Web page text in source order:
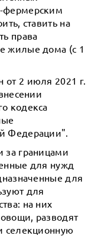
фермерским
ставить на
права
жилые дома (с 1
от 2 июля 2021 г.
кодекса
Федерации".
за границами
для нужд
для
для
на них
разводят
селекционную